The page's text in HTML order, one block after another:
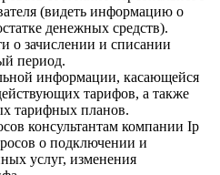
(видеть информацию о
денежных средств).
о зачислении и списании
период.
информации, касающейся
тарифов, а также
тарифных планов.
консультантам компании Ip
о подключении и
услуг, изменения